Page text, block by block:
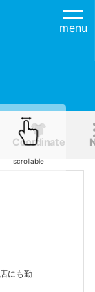
menu
Coordinate
scrollable
にも勤